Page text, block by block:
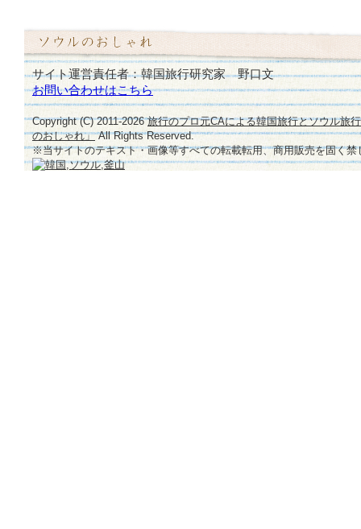
サイト運営責任者：韓国旅行研究家 野口文
お問い合わせはこちら
Copyright (C) 2011-2026旅行のプロ元CAによる韓国旅行とソウル旅
のおしゃれ」All Rights Reserved.
※当サイトのテキスト・画像等すべての転載転用、商用販売を固く禁